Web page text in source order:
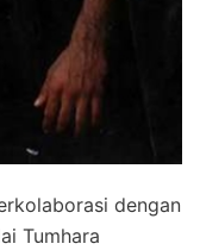
dengan
Tumhara